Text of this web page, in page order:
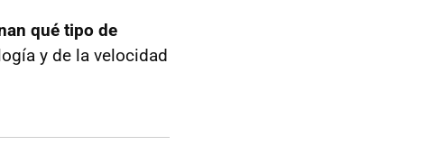
qué tipo de
y de la velocidad